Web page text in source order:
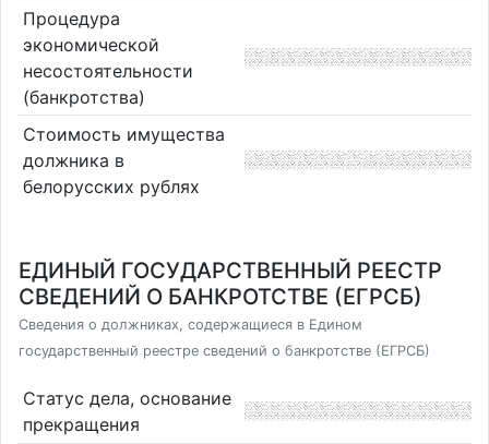
Процедура
экономической
несостоятельности
(банкротства)
Стоимость имущества
должника в
белорусских рублях
ЕДИНЫЙ ГОСУДАРСТВЕННЫЙ РЕЕСТР
СВЕДЕНИЙ О БАНКРОТСТВЕ (ЕГРСБ)
Сведения о должниках, содержащиеся в Едином
государственный реестре сведений о банкротстве (ЕГРСБ)
Статус дела, основание
прекращения